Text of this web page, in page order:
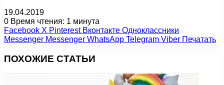
19.04.2019
0 Время чтения: 1 минута
Facebook X Pinterest Вконтакте Одноклассники
Messenger Messenger WhatsApp Telegram Viber Печатать
ПОХОЖИЕ СТАТЬИ